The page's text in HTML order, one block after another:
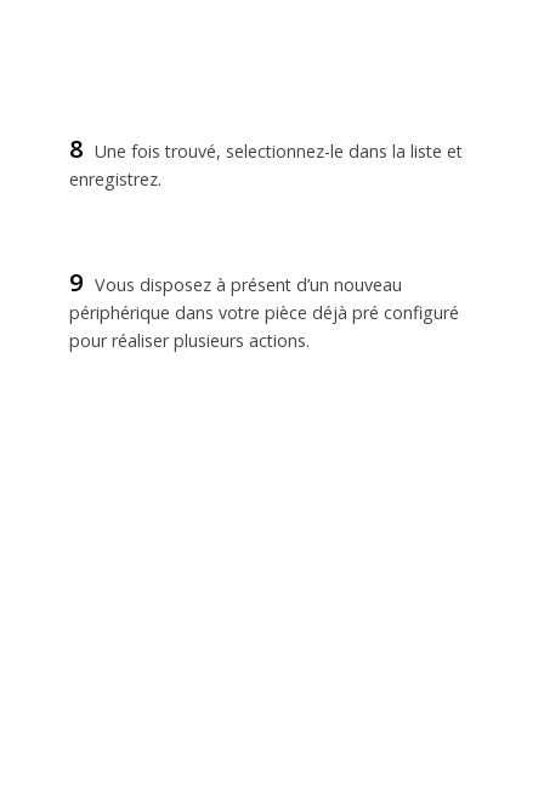
8 Une fois trouvé, selectionnez-le dans la liste et
enregistrez.
9 Vous disposez à présent d’un nouveau
périphérique dans votre pièce déjà pré configuré
pour réaliser plusieurs actions.